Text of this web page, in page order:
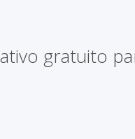
gratuito